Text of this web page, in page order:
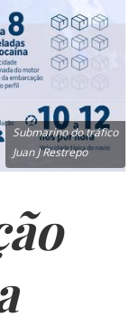
Submarino do tráfico
Juan J Restrepo